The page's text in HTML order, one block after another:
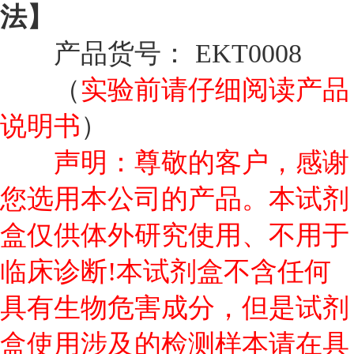
法】
产品货号： EKT0008
（实验前请仔细阅读产品
说明书）
声明：尊敬的客户，感谢
您选用本公司的产品。本试剂
盒仅供体外研究使用、不用于
临床诊断!本试剂盒不含任何
具有生物危害成分，但是试剂
盒使用涉及的检测样本请在具